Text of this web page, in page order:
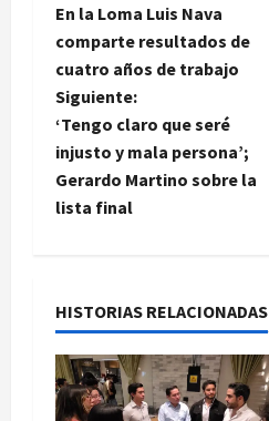
a
v
e
g
a
i
ó
En la Loma Luis Nava
comparte resultados de
cuatro años de trabajo
Siguiente:
‘Tengo claro que seré
injusto y mala persona’;
Gerardo Martino sobre la
lista final
HISTORIAS RELACIONADAS